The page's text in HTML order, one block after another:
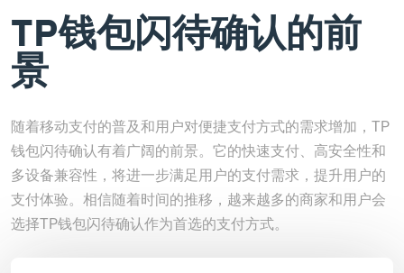
TP钱包闪待确认的前
景
随着移动支付的普及和用户对便捷支付方式的需求增加，TP
钱包闪待确认有着广阔的前景。它的快速支付、高安全性和
多设备兼容性，将进一步满足用户的支付需求，提升用户的
支付体验。相信随着时间的推移，越来越多的商家和用户会
选择TP钱包闪待确认作为首选的支付方式。